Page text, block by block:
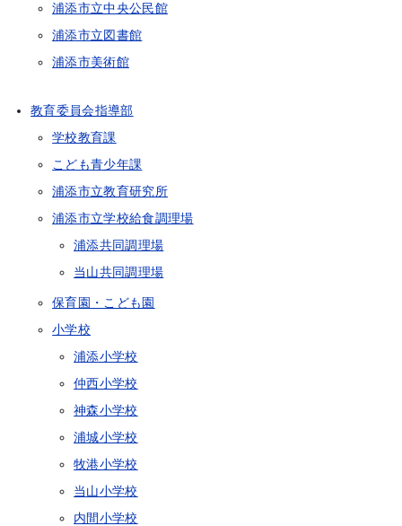
浦添市立中央公民館
浦添市立図書館
浦添市美術館
教育委員会指導部
学校教育課
こども青少年課
浦添市立教育研究所
浦添市立学校給食調理場
浦添共同調理場
当山共同調理場
保育園・こども園
小学校
浦添小学校
仲西小学校
神森小学校
浦城小学校
牧港小学校
当山小学校
内間小学校